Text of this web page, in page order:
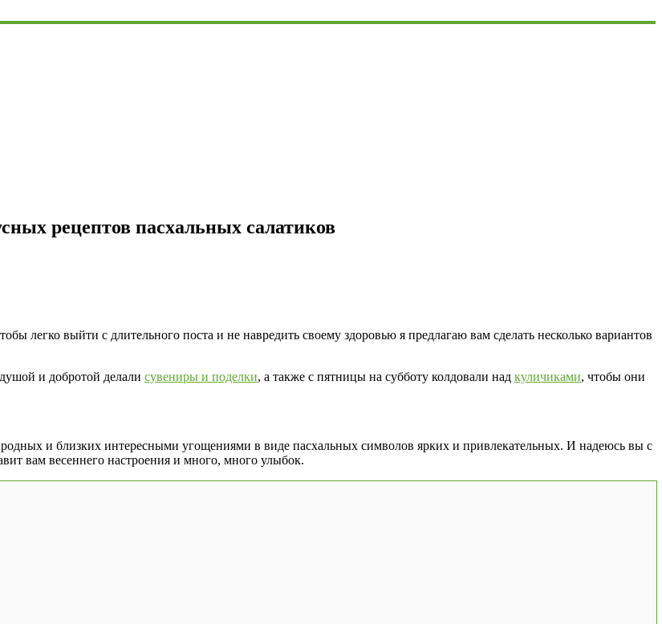
рецептов пасхальных салатиков
легко выйти с длительного поста и не навредить своему здоровью я предлагаю вам сделать несколько вариантов
и добротой делали сувениры и поделки, а также с пятницы на субботу колдовали над куличиками, чтобы они
и близких интересными угощениями в виде пасхальных символов ярких и привлекательных. И надеюсь вы с
вам весеннего настроения и много, много улыбок.